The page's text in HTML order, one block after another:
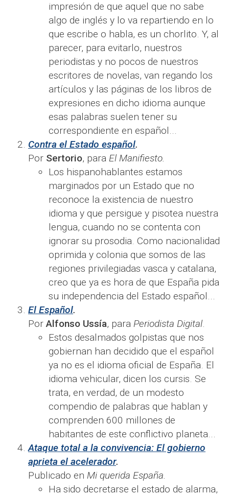
impresión de que aquel que no sabe
algo de inglés y lo va repartiendo en lo
que escribe o habla, es un chorlito. Y, al
parecer, para evitarlo, nuestros
periodistas y no pocos de nuestros
escritores de novelas, van regando los
artículos y las páginas de los libros de
expresiones en dicho idioma aunque
esas palabras suelen tener su
correspondiente en español...
Contra el Estado español.
Por Sertorio, para El Manifiesto.
Los hispanohablantes estamos
marginados por un Estado que no
reconoce la existencia de nuestro
idioma y que persigue y pisotea nuestra
lengua, cuando no se contenta con
ignorar su prosodia. Como nacionalidad
oprimida y colonia que somos de las
regiones privilegiadas vasca y catalana,
creo que ya es hora de que España pida
su independencia del Estado español...
El Español.
PorAlfonso Ussía, para Periodista Digital.
Estos desalmados golpistas que nos
gobiernan han decidido que el español
ya no es el idioma oficial de España. El
idioma vehicular, dicen los cursis. Se
trata, en verdad, de un modesto
compendio de palabras que hablan y
comprenden 600 millones de
habitantes de este conflictivo planeta...
Ataque total a la convivencia: El gobierno
aprieta el acelerador.
Publicado en Mi querida España.
Ha sido decretarse el estado de alarma,